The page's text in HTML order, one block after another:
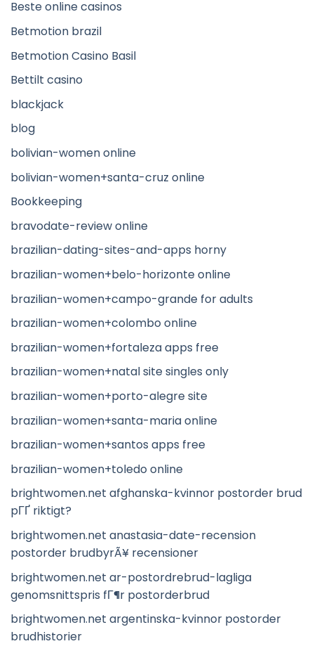
Beste online casinos
Betmotion brazil
Betmotion Casino Basil
Bettilt casino
blackjack
blog
bolivian-women online
bolivian-women+santa-cruz online
Bookkeeping
bravodate-review online
brazilian-dating-sites-and-apps horny
brazilian-women+belo-horizonte online
brazilian-women+campo-grande for adults
brazilian-women+colombo online
brazilian-women+fortaleza apps free
brazilian-women+natal site singles only
brazilian-women+porto-alegre site
brazilian-women+santa-maria online
brazilian-women+santos apps free
brazilian-women+toledo online
brightwomen.net afghanska-kvinnor postorder brud
pГҐ riktigt?
brightwomen.net anastasia-date-recension
postorder brudbyrÃ¥ recensioner
brightwomen.net ar-postordrebrud-lagliga
genomsnittspris fГ¶r postorderbrud
brightwomen.net argentinska-kvinnor postorder
brudhistorier